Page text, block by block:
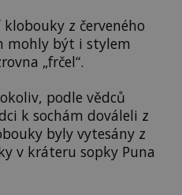
z červeného
mohly být i stylem
„frčel“.
podle vědců
k sochám dováleli z
byly vytesány z
v kráteru sopky Puna